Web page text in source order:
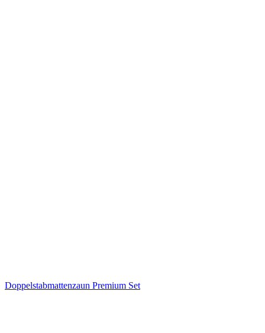
Doppelstabmattenzaun Premium Set